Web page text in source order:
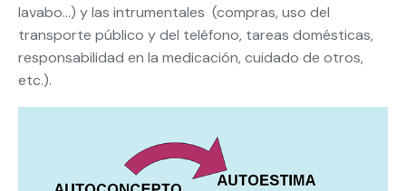
lavabo…) y las intrumentales (compras, uso del
transporte público y del teléfono, tareas domésticas,
responsabilidad en la medicación, cuidado de otros,
etc.).